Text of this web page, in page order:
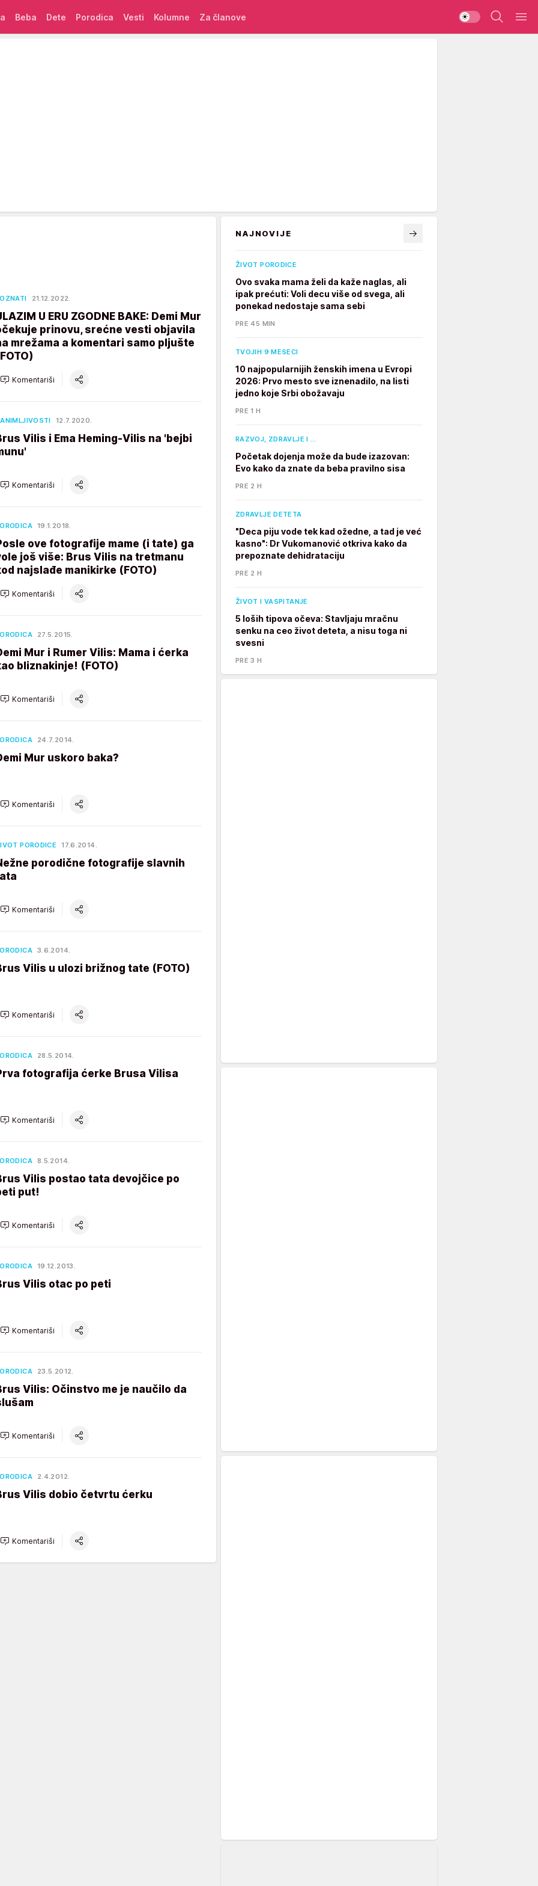
Beba Dete Porodica Vesti Kolumne Za članove
21.12.2022.
U ERU ZGODNE BAKE: Demi Mur
prinovu, srećne vesti objavila
mrežama a komentari samo pljušte
Komentariši
12.7.2020.
Vilis i Ema Heming-Vilis na 'bejbi
Komentariši
19.1.2018.
ove fotografije mame (i tate) ga
još više: Brus Vilis na tretmanu
najslađe manikirke (FOTO)
Komentariši
27.5.2015.
Mur i Rumer Vilis: Mama i ćerka
bliznakinje! (FOTO)
Komentariši
24.7.2014.
Mur uskoro baka?
Komentariši
PORODICE 17.6.2014.
porodične fotografije slavnih
Komentariši
3.6.2014.
Vilis u ulozi brižnog tate (FOTO)
Komentariši
28.5.2014.
fotografija ćerke Brusa Vilisa
Komentariši
8.5.2014.
Vilis postao tata devojčice po
put!
Komentariši
19.12.2013.
Vilis otac po peti
Komentariši
23.5.2012.
Vilis: Očinstvo me je naučilo da
Komentariši
2.4.2012.
Vilis dobio četvrtu ćerku
Komentariši
NAJNOVIJE
ŽIVOT PORODICE
Ovo svaka mama želi da kaže naglas, ali
ipak prećuti: Voli decu više od svega, ali
ponekad nedostaje sama sebi
PRE 45 MIN
TVOJIH 9 MESECI
10 najpopularnijih ženskih imena u Evropi
2026: Prvo mesto sve iznenadilo, na listi
jedno koje Srbi obožavaju
PRE 1 H
RAZVOJ, ZDRAVLJE I …
Početak dojenja može da bude izazovan:
Evo kako da znate da beba pravilno sisa
PRE 2 H
ZDRAVLJE DETETA
"Deca piju vode tek kad ožedne, a tad je već
kasno": Dr Vukomanović otkriva kako da
prepoznate dehidrataciju
PRE 2 H
ŽIVOT I VASPITANJE
5 loših tipova očeva: Stavljaju mračnu
senku na ceo život deteta, a nisu toga ni
svesni
PRE 3 H